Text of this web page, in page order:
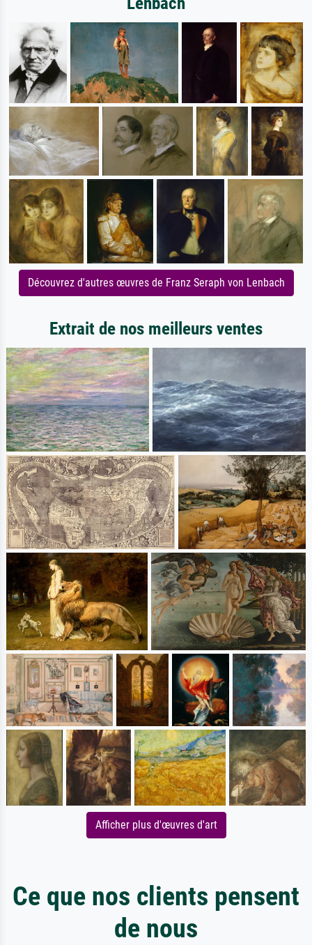
Découvrez d'autres œuvres de Franz Seraph von Lenbach
Extrait de nos meilleurs ventes
Afficher plus d'œuvres d'art
Ce que nos clients pensent
de nous